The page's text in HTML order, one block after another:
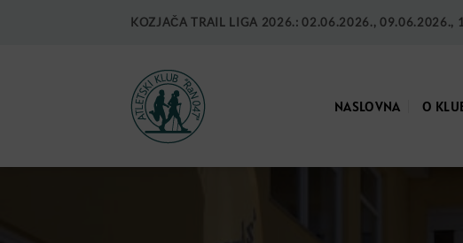
KOZJAČA TRAIL LIGA 2026.: 02.06.2026.,
NASLOVNA O